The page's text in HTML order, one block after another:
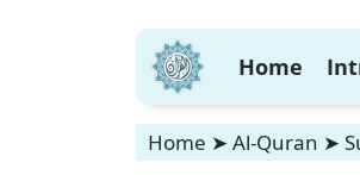
Home
Home ➤ Al-Quran ➤